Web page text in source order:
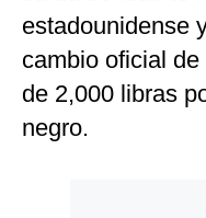
estadounidense
cambio oficial
de 2,000 libras
negro.